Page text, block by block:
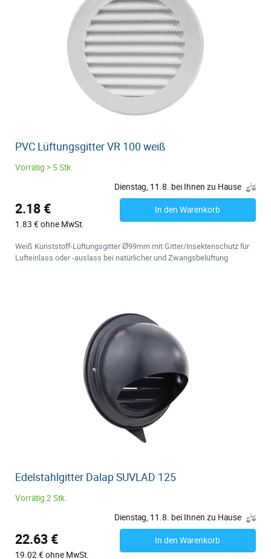
PVC Lüftungsgitter VR 100 weiß
Vorrätig > 5 Stk.
Dienstag, 11.8. bei Ihnen zu Hause
2.18 €
1.83 € ohne MwSt.
In den Warenkorb
Weiß Kunststoff-Lüftungsgitter Ø99mm mit Gitter/Insektenschutz für
Lufteinlass oder -auslass bei natürlicher und Zwangsbelüftung
Edelstahlgitter Dalap SUVLAD 125
Vorrätig 2 Stk.
Dienstag, 11.8. bei Ihnen zu Hause
22.63 €
19.02 € ohne MwSt.
In den Warenkorb